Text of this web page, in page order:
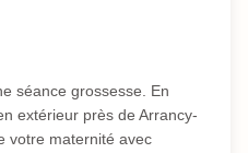
séance grossesse. En
extérieur près de Arrancy-
votre maternité avec